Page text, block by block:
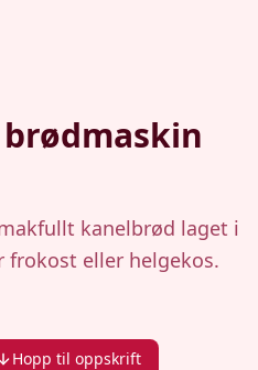
kanelbrød laget i
frokost eller helgekos.
Hopp til oppskrift